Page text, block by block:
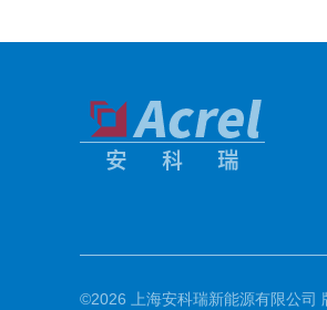
©2026 上海安科瑞新能源有限公司